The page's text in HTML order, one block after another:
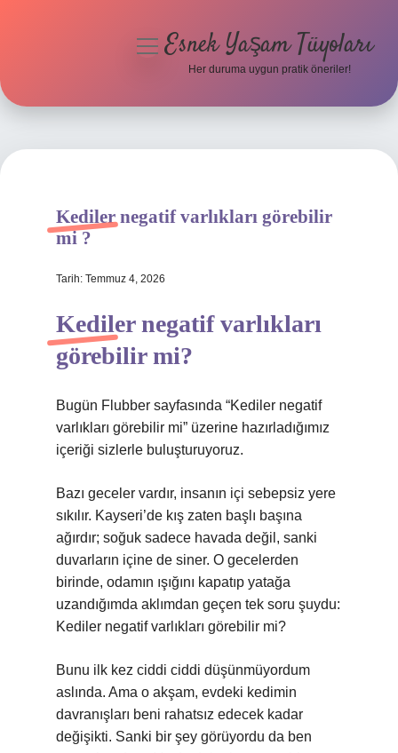
Hakkımızda
menüyüEsnek Yaşam Tüyoları
Her duruma uygun pratik öneriler!
Kediler negatif varlıkları görebilir
mi ?
Tarih: Temmuz 4, 2026
Kediler negatif varlıkları
görebilir mi?
Bugün Flubber sayfasında “Kediler negatif
varlıkları görebilir mi” üzerine hazırladığımız
içeriği sizlerle buluşturuyoruz.
Bazı geceler vardır, insanın içi sebepsiz yere
sıkılır. Kayseri’de kış zaten başlı başına
ağırdır; soğuk sadece havada değil, sanki
duvarların içine de siner. O gecelerden
birinde, odamın ışığını kapatıp yatağa
uzandığımda aklımdan geçen tek soru şuydu:
Kediler negatif varlıkları görebilir mi?
Bunu ilk kez ciddi ciddi düşünmüyordum
aslında. Ama o akşam, evdeki kedimin
davranışları beni rahatsız edecek kadar
değişikti. Sanki bir şey görüyordu da ben